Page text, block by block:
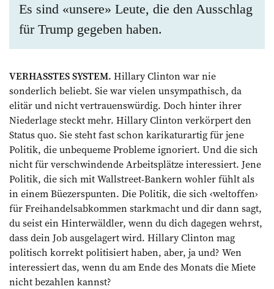
Es sind «unse­re» Leute, die den Ausschlag
für Trump gegeben haben.
VERHASSTES SYSTEM. Hillary Clinton war nie
sonderlich beliebt. Sie war vielen unsympathisch, da
elitär und nicht vertrauenswürdig. Doch hinter ihrer
Niederlage steckt mehr. Hillary Clinton verkörpert den
Status quo. Sie steht fast schon karikaturartig für jene
Politik, die unbequeme Probleme ignoriert. Und die sich
nicht für verschwindende Arbeitsplätze interessiert. Jene
Politik, die sich mit Wallstreet-Bankern wohler fühlt als
in einem Büezerspunten. Die Politik, die sich ‹weltoffen›
für Freihandelsabkommen starkmacht und dir dann sagt,
du seist ein Hinterwäldler, wenn du dich dagegen wehrst,
dass dein Job ausgelagert wird. Hillary Clinton mag
politisch korrekt politisiert haben, aber, ja und? Wen
interessiert das, wenn du am Ende des Monats die Miete
nicht bezahlen kannst?